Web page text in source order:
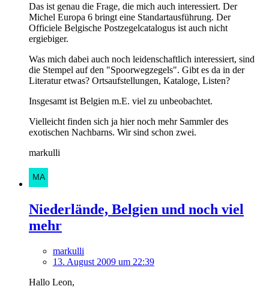
Das ist genau die Frage, die mich auch interessiert. Der
Michel Europa 6 bringt eine Standartausführung. Der
Officiele Belgische Postzegelcatalogus ist auch nicht
ergiebiger.
Was mich dabei auch noch leidenschaftlich interessiert, sind
die Stempel auf den "Spoorwegzegels". Gibt es da in der
Literatur etwas? Ortsaufstellungen, Kataloge, Listen?
Insgesamt ist Belgien m.E. viel zu unbeobachtet.
Vielleicht finden sich ja hier noch mehr Sammler des
exotischen Nachbarns. Wir sind schon zwei.
markulli
Niederlände, Belgien und noch viel
mehr
markulli
13. August 2009 um 22:39
Hallo Leon,